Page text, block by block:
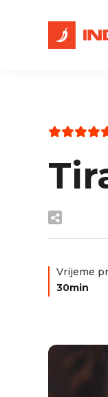
Vrijeme
30min